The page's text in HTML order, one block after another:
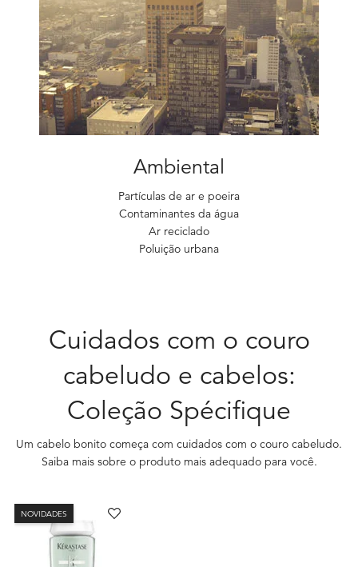
Ambiental
Partículas de ar e poeira
Contaminantes da água
Ar reciclado
Poluição urbana
Cuidados com o couro
cabeludo e cabelos:
Coleção Spécifique
Um cabelo bonito começa com cuidados com o couro cabeludo.
Saiba mais sobre o produto mais adequado para você.
NOVIDADES